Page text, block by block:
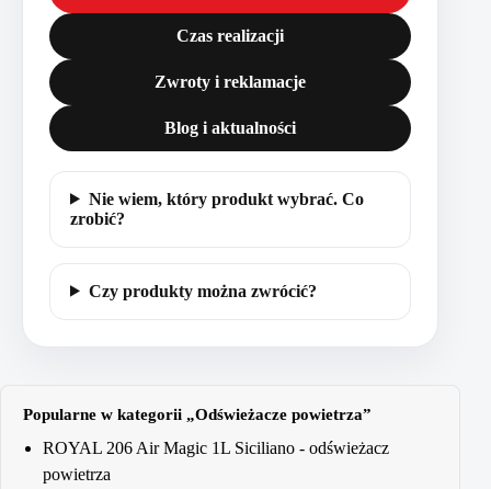
Czas realizacji
Zwroty i reklamacje
Blog i aktualności
Nie wiem, który produkt wybrać. Co
zrobić?
Czy produkty można zwrócić?
Popularne w kategorii „Odświeżacze powietrza”
ROYAL 206 Air Magic 1L Siciliano - odświeżacz
powietrza